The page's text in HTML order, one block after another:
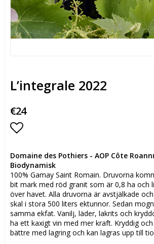
L’integrale 2022
€24
Domaine des Pothiers - AOP Côte
Biodynamisk
100% Gamay Saint Romain. Druvorna
bit mark med röd granit som är 0,8 ha och
över havet. Alla druvorna är avstjälkade
skal i stora 500 liters ektunnor. Sedan
samma ekfat. Vanilj, läder, lakrits och
ha ett kaxigt vin med mer kraft. Kryddig
bättre med lagring och kan lagras upp till